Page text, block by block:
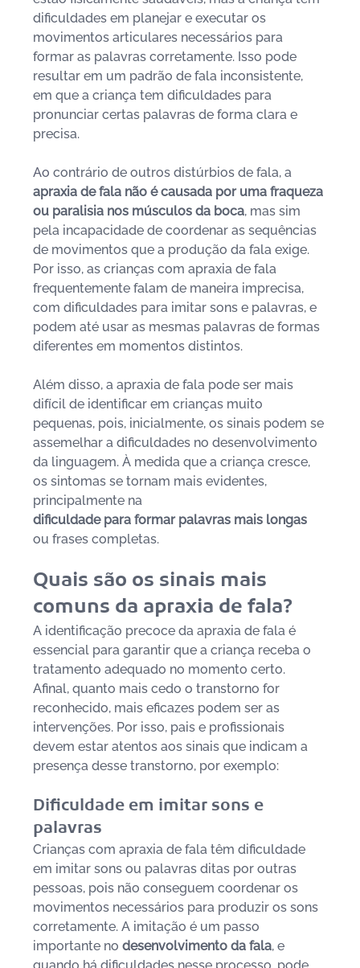
dificuldades em planejar e executar os
movimentos articulares necessários para
formar as palavras corretamente. Isso pode
resultar em um padrão de fala inconsistente,
em que a criança tem dificuldades para
pronunciar certas palavras de forma clara e
precisa.
Ao contrário de outros distúrbios de fala, a
apraxia de fala não é causada por uma fraqueza
ou paralisia nos músculos da boca, mas sim
pela incapacidade de coordenar as sequências
de movimentos que a produção da fala exige.
Por isso, as crianças com apraxia de fala
frequentemente falam de maneira imprecisa,
com dificuldades para imitar sons e palavras, e
podem até usar as mesmas palavras de formas
diferentes em momentos distintos.
Além disso, a apraxia de fala pode ser mais
difícil de identificar em crianças muito
pequenas, pois, inicialmente, os sinais podem se
assemelhar a dificuldades no desenvolvimento
da linguagem. À medida que a criança cresce,
os sintomas se tornam mais evidentes,
principalmente na
dificuldade para formar palavras mais longas
ou frases completas.
Quais são os sinais mais
comuns da apraxia de fala?
A identificação precoce da apraxia de fala é
essencial para garantir que a criança receba o
tratamento adequado no momento certo.
Afinal, quanto mais cedo o transtorno for
reconhecido, mais eficazes podem ser as
intervenções. Por isso, pais e profissionais
devem estar atentos aos sinais que indicam a
presença desse transtorno, por exemplo:
Dificuldade em imitar sons e
palavras
Crianças com apraxia de fala têm dificuldade
em imitar sons ou palavras ditas por outras
pessoas, pois não conseguem coordenar os
movimentos necessários para produzir os sons
corretamente. A imitação é um passo
importante no desenvolvimento da fala, e